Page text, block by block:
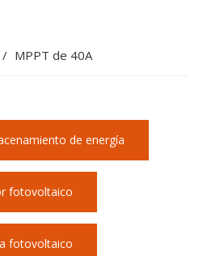
/ MPPT de 40A
de energía
fotovoltaico
fotovoltaico